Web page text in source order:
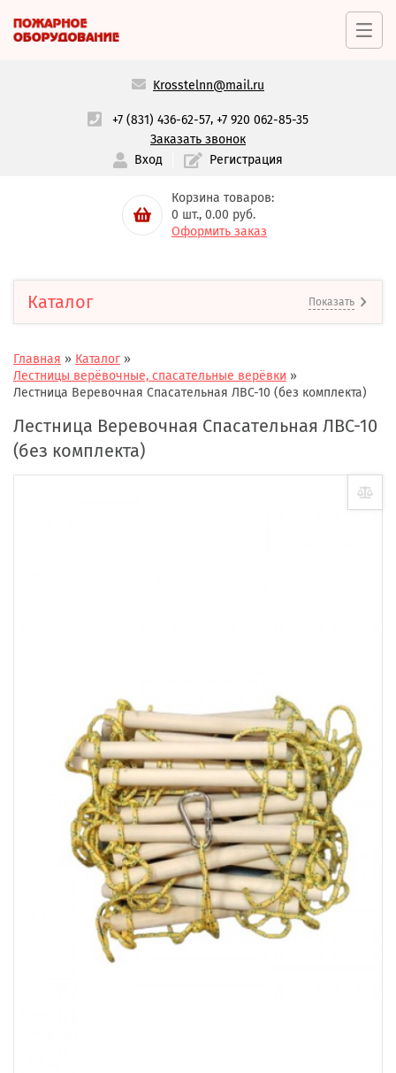
Krosstelnn@mail.ru
+7 (831) 436-62-57,+7 920 062-85-35
Заказать звонок
Вход
Регистрация
Корзина товаров:
0 шт., 0.00 руб.
Оформить заказ
Каталог Показать
Главная » Каталог »
Лестницы верёвочные, спасательные верёвки »
Лестница Веревочная Спасательная ЛВС-10 (без комплекта)
Лестница Веревочная Спасательная ЛВС-10
(без комплекта)